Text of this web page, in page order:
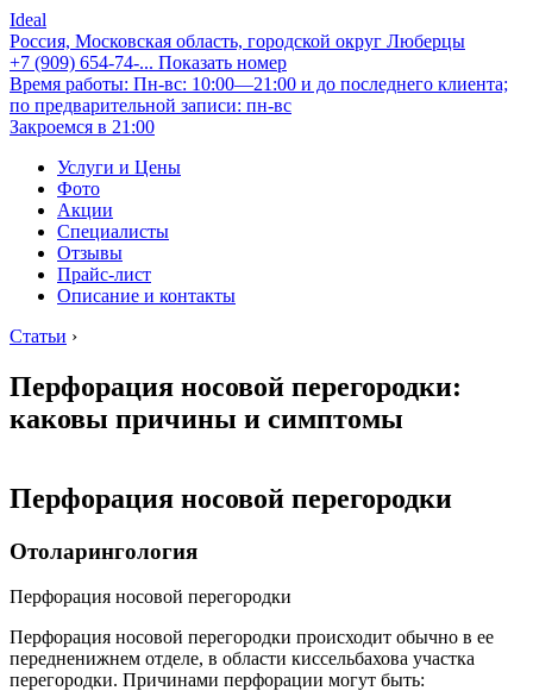
Ideal
Россия, Московская область, городской округ Люберцы
+7 (909) 654-74-... Показать номер
Время работы: Пн-вс: 10:00—21:00 и до последнего клиента;
по предварительной записи: пн-вс
Закроемся в 21:00
Услуги и Цены
Фото
Акции
Специалисты
Отзывы
Прайс-лист
Описание и контакты
Статьи ›
Перфорация носовой перегородки:
каковы причины и симптомы
Перфорация носовой перегородки
Отоларингология
Перфорация носовой перегородки
Перфорация носовой перегородки происходит обычно в ее
передненижнем отделе, в области киссельбахова участка
перегородки. Причинами перфорации могут быть: